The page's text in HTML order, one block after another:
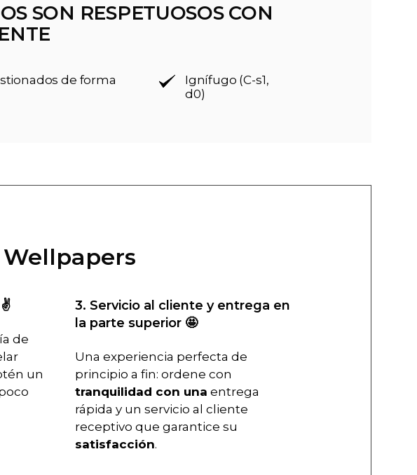
SON RESPETUOSOS CON
de forma
Ignífugo (C-s1,
d0)
de
un
3. Servicio al cliente y entrega en
la parte superior 🤩
Una experiencia perfecta de
principio a fin: ordene con
tranquilidad con una entrega
rápida y un servicio al cliente
receptivo que garantice su
satisfacción.